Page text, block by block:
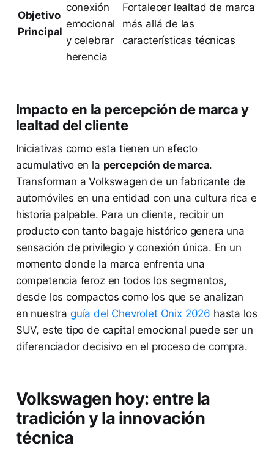
Objetivo
Principal
conexión
emocional
y celebrar
herencia
Fortalecer lealtad de marca
más allá de las
características técnicas
Impacto en la percepción de marca y
lealtad del cliente
Iniciativas como esta tienen un efecto
acumulativo en la percepción de marca.
Transforman a Volkswagen de un fabricante de
automóviles en una entidad con una cultura rica e
historia palpable. Para un cliente, recibir un
producto con tanto bagaje histórico genera una
sensación de privilegio y conexión única. En un
momento donde la marca enfrenta una
competencia feroz en todos los segmentos,
desde los compactos como los que se analizan
en nuestra guía del Chevrolet Onix 2026 hasta los
SUV, este tipo de capital emocional puede ser un
diferenciador decisivo en el proceso de compra.
Volkswagen hoy: entre la
tradición y la innovación
técnica